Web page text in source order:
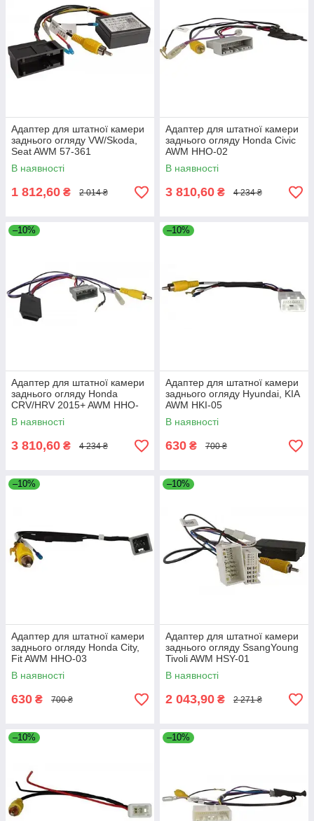
Адаптер для штатної камери
заднього огляду VW/Skoda,
Seat AWM 57-361
В наявності
1 812,60 ₴ 2 014 ₴
Адаптер для штатної камери
заднього огляду Honda Civic
AWM HHO-02
В наявності
3 810,60 ₴ 4 234 ₴
–10%
Адаптер для штатної камери
заднього огляду Honda
CRV/HRV 2015+ AWM HHO-
01
В наявності
3 810,60 ₴ 4 234 ₴
–10%
Адаптер для штатної камери
заднього огляду Hyundai, KIA
AWM HKI-05
В наявності
630 ₴ 700 ₴
–10%
Адаптер для штатної камери
заднього огляду Honda City,
Fit AWM HHO-03
В наявності
630 ₴ 700 ₴
–10%
Адаптер для штатної камери
заднього огляду SsangYoung
Tivoli AWM HSY-01
В наявності
2 043,90 ₴ 2 271 ₴
–10% –10%